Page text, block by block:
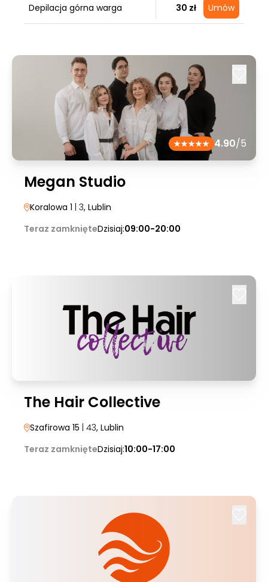
Depilacja górna warga 30 zł Umów
4.90/5
Megan Studio
Koralowa 1 | 3, Lublin
Teraz zamknięteDzisiaj:09:00-20:00
The Hair Collective
Szafirowa 15 | 43, Lublin
Teraz zamknięteDzisiaj:10:00-17:00